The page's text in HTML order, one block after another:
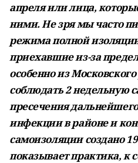
апреля или лица,
ними. Не зря мы часто
режима полной
приехавшие из-за
особенно из
соблюдать 2 недельную
пресечения
инфекции в районе и
самоизоляции создано
показывает практика, к